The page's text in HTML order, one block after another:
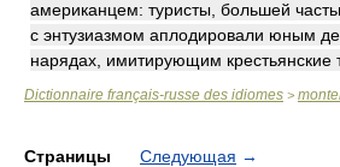
американцем: туристы, большей
с энтузиазмом аплодировали юным
нарядах, имитирующим крестьянские
Dictionnaire français-russe des idiomes >
Страницы Следующая →